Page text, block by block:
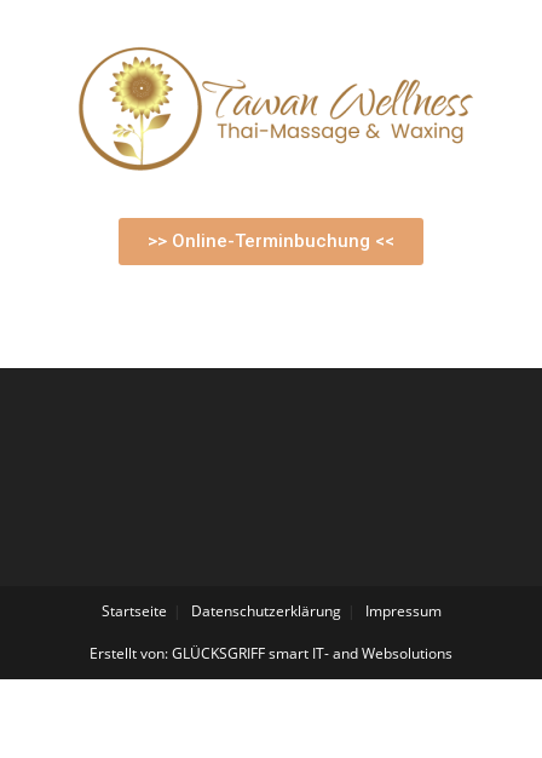
>> Online-Terminbuchung <<
Es konnte leider nichts gefunden werden.
Startseite Datenschutzerklärung Impressum
Erstellt von: GLÜCKSGRIFF smart IT- and Websolutions